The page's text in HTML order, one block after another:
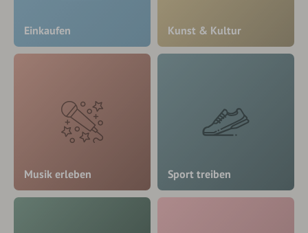
Einkaufen Kunst & Kultur
Musik erleben Sport treiben